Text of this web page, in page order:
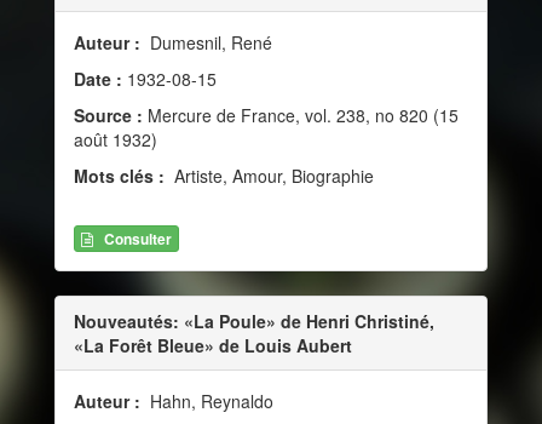
Auteur : Dumesnil, René
Date : 1932-08-15
Source : Mercure de France, vol. 238, no 820 (15
août 1932)
Mots clés : Artiste, Amour, Biographie
Consulter
Nouveautés: «La Poule» de Henri Christiné,
«La Forêt Bleue» de Louis Aubert
Auteur : Hahn, Reynaldo